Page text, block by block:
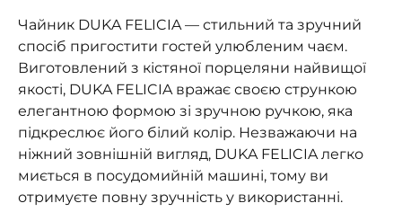
Чайник DUKA FELICIA — стильний та зручний
спосіб пригостити гостей улюбленим чаєм.
Виготовлений з кістяної порцеляни найвищої
якості, DUKA FELICIA вражає своєю стрункою
елегантною формою зі зручною ручкою, яка
підкреслює його білий колір. Незважаючи на
ніжний зовнішній вигляд, DUKA FELICIA легко
миється в посудомийній машині, тому ви
отримуєте повну зручність у використанні.